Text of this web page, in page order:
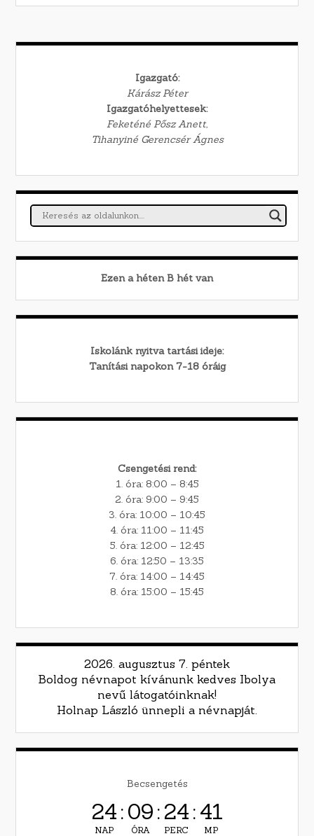
Igazgató:
Kárász Péter
Igazgatóhelyettesek:
Feketéné Pősz Anett,
Tihanyiné Gerencsér Ágnes
Ezen a héten B hét van
Iskolánk nyitva tartási ideje:
Tanítási napokon 7-18 óráig
Csengetési rend:
1. óra: 8:00 – 8:45
2. óra: 9:00 – 9:45
3. óra: 10:00 – 10:45
4. óra: 11:00 – 11:45
5. óra: 12:00 – 12:45
6. óra: 12:50 – 13:35
7. óra: 14:00 – 14:45
8. óra: 15:00 – 15:45
2026. augusztus 7. péntek
Boldog névnapot kívánunk kedves Ibolya
nevű látogatóinknak!
Holnap László ünnepli a névnapját.
Becsengetés
24
NAP
: 09
ÓRA
: 24
PERC
: 40
MP